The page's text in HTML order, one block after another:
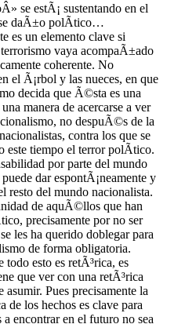
se estÃ¡ sustentando en el
daÃ±o polÃ­tico…
es un elemento clave si
vaya acompaÃ±ado
coherente. No
el Ã¡rbol y las nueces, en que
decida que Ã©sta es una
manera de acercarse a ver
no despuÃ©s de la
contra los que se
este tiempo el terror polÃ­tico.
por parte del mundo
dar espontÃ¡neamente y
resto del mundo nacionalista.
de aquÃ©llos que han
precisamente por no ser
les ha querido doblegar para
de forma obligatoria.
esto es retÃ³rica, es
que ver con una retÃ³rica
asumir. Pues precisamente la
de los hechos es clave para
encontrar en el futuro no sea